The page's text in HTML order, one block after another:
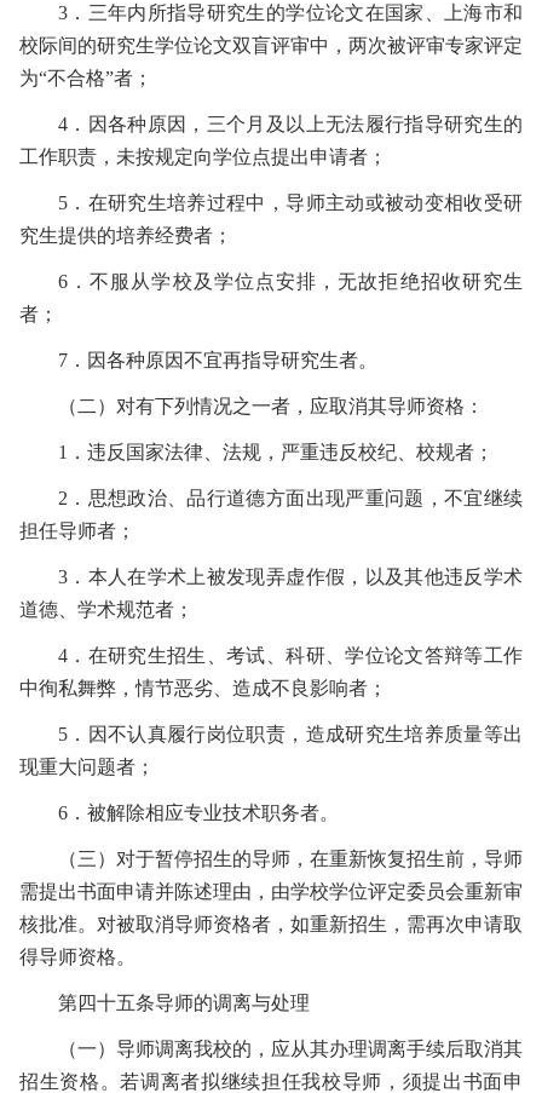
3 ．三年内所指导研究生的学位论文在国家、上海市和
校际间的研究生学位论文双盲评审中，两次被评审专家评定
为“不合格”者；
4 ．因各种原因，三个月及以上无法履行指导研究生的
工作职责，未按规定向学位点提出申请者；
5 ．在研究生培养过程中，导师主动或被动变相收受研
究生提供的培养经费者；
6 ．不服从学校及学位点安排，无故拒绝招收研究生
者；
7 ．因各种原因不宜再指导研究生者。
（二）对有下列情况之一者，应取消其导师资格：
1 ．违反国家法律、法规，严重违反校纪、校规者；
2 ．思想政治、品行道德方面出现严重问题，不宜继续
担任导师者；
3 ．本人在学术上被发现弄虚作假，以及其他违反学术
道德、学术规范者；
4 ．在研究生招生、考试、科研、学位论文答辩等工作
中徇私舞弊，情节恶劣、造成不良影响者；
5 ．因不认真履行岗位职责，造成研究生培养质量等出
现重大问题者；
6 ．被解除相应专业技术职务者。
（三）对于暂停招生的导师，在重新恢复招生前，导师
需提出书面申请并陈述理由，由学校学位评定委员会重新审
核批准。对被取消导师资格者，如重新招生，需再次申请取
得导师资格。
第四十五条导师的调离与处理
（一）导师调离我校的，应从其办理调离手续后取消其
招生资格。若调离者拟继续担任我校导师，须提出书面申